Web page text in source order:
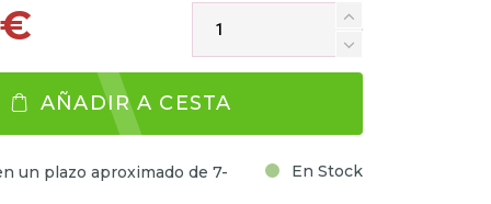
AÑADIR A CESTA
un plazo aproximado de 7- En Stock